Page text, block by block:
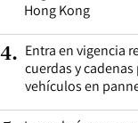
Hong Kong
4. Entra en vigencia
cuerdas y
vehículos en